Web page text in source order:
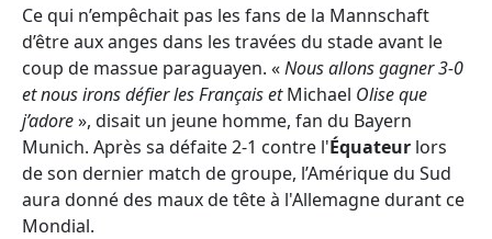
Ce qui n’empêchait pas les fans de la Mannschaft
d’être aux anges dans les travées du stade avant le
coup de massue paraguayen. «Nous allons gagner 3-0
et nous irons défier les Français etMichael Olise que
j’adore», disait un jeune homme, fan du Bayern
Munich. Après sa défaite 2-1 contre l'Équateur lors
de son dernier match de groupe, l’Amérique du Sud
aura donné des maux de tête à l'Allemagne durant ce
Mondial.